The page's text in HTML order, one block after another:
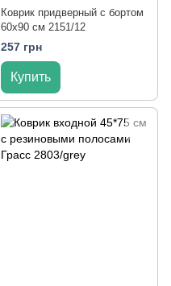
Коврик придверный с бортом
60x90 см 2151/12
257 грн
Купить